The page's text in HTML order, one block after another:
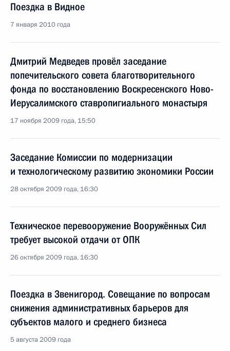
Поездка в Видное
7 января 2010 года
Дмитрий Медведев провёл заседание
попечительского совета благотворительного
фонда по восстановлению Воскресенского Ново-
Иерусалимского ставропигиального монастыря
17 ноября 2009 года, 15:50
Заседание Комиссии по модернизации
и технологическому развитию экономики России
28 октября 2009 года, 16:30
Техническое перевооружение Вооружённых Сил
требует высокой отдачи от ОПК
26 октября 2009 года, 16:30
Поездка в Звенигород. Совещание по вопросам
снижения административных барьеров для
субъектов малого и среднего бизнеса
5 августа 2009 года